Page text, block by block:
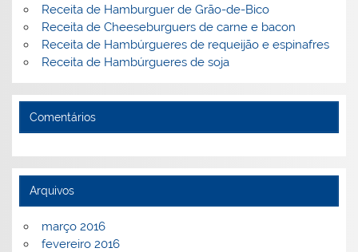
Receita de Hamburguer de Grão-de-Bico
Receita de Cheeseburguers de carne e bacon
Receita de Hambúrgueres de requeijão e espinafres
Receita de Hambúrgueres de soja
Comentários
Arquivos
março 2016
fevereiro 2016